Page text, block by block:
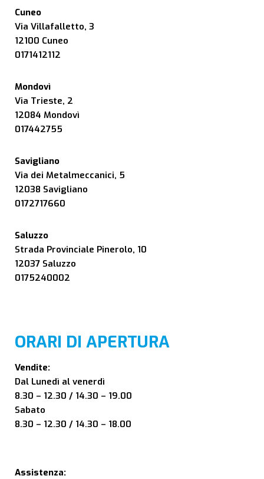
Cuneo
Via Villafalletto, 3
12100 Cuneo
0171412112
Mondovì
Via Trieste, 2
12084 Mondovì
017442755
Savigliano
Via dei Metalmeccanici, 5
12038 Savigliano
0172717660
Saluzzo
Strada Provinciale Pinerolo, 10
12037 Saluzzo
0175240002
ORARI DI APERTURA
Vendite:
Dal Lunedì al venerdì
8.30 – 12.30 / 14.30 – 19.00
Sabato
8.30 – 12.30 / 14.30 – 18.00
Assistenza: